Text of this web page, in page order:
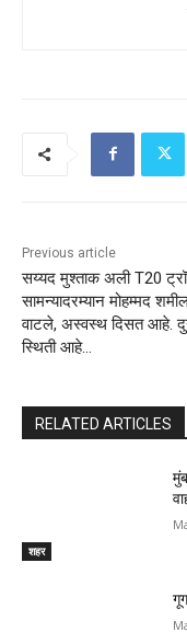
Previous article
सय्यद मुश्ताक अली T20
सामन्यादरम्यान मोहम्मद
वाटले, अस्वस्थ दिसत आहे.
स्थिती आहे…
RELATED ARTICLES
शहर